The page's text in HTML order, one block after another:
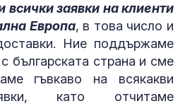
заявки на клиенти
Европа, в това число и
Ние поддържаме
българската страна и сме
гъвкаво на всякакви
като отчитаме